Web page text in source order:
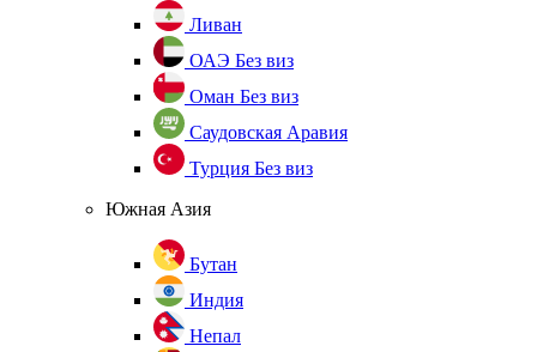
Ливан
ОАЭ Без виз
Оман Без виз
Саудовская Аравия
Турция Без виз
Южная Азия
Бутан
Индия
Непал